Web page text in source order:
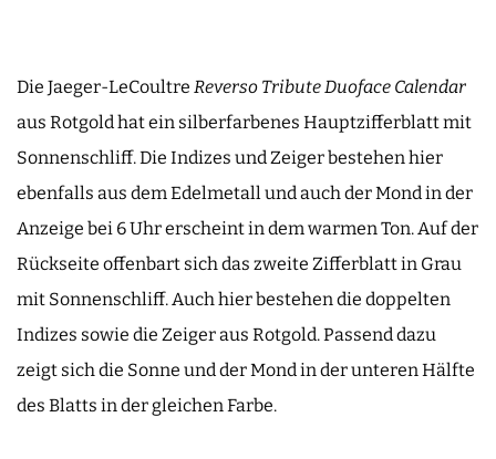
Die Jaeger-LeCoultre Reverso Tribute Duoface Calendar
aus Rotgold hat ein silberfarbenes Hauptzifferblatt mit
Sonnenschliff. Die Indizes und Zeiger bestehen hier
ebenfalls aus dem Edelmetall und auch der Mond in der
Anzeige bei 6 Uhr erscheint in dem warmen Ton. Auf der
Rückseite offenbart sich das zweite Zifferblatt in Grau
mit Sonnenschliff. Auch hier bestehen die doppelten
Indizes sowie die Zeiger aus Rotgold. Passend dazu
zeigt sich die Sonne und der Mond in der unteren Hälfte
des Blatts in der gleichen Farbe.